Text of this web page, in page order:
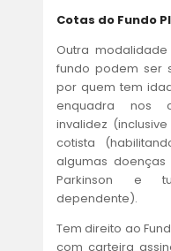
Cotas do Fundo
Outra
fundo podem ser
por quem tem
enquadra nos
invalidez
cotista
algumas
Parkinson e
dependente).
Tem direito ao
com carteira